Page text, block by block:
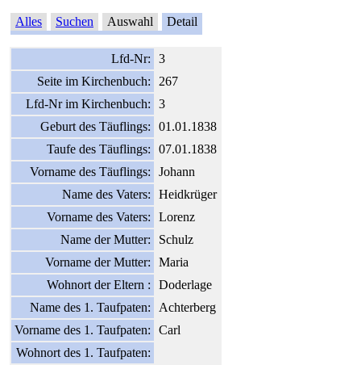
Alles Suchen Auswahl Detail
Lfd-Nr:
3
Seite im Kirchenbuch:
267
Lfd-Nr im Kirchenbuch:
3
Geburt des Täuflings:
01.01.1838
Taufe des Täuflings:
07.01.1838
Vorname des Täuflings:
Johann
Name des Vaters:
Heidkrüger
Vorname des Vaters:
Lorenz
Name der Mutter:
Schulz
Vorname der Mutter:
Maria
Wohnort der Eltern :
Doderlage
Name des 1. Taufpaten:
Achterberg
Vorname des 1. Taufpaten:
Carl
Wohnort des 1. Taufpaten: